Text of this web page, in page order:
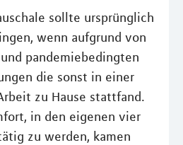
sollte ursprünglich
wenn aufgrund von
pandemiebedingten
die sonst in einer
zu Hause stattfand.
in den eigenen vier
zu werden, kamen